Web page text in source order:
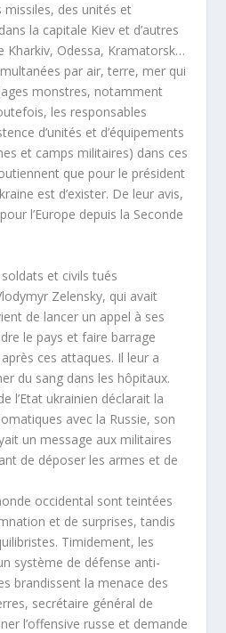
missiles, des unités et
la capitale Kiev et d’autres
Kharkiv, Odessa, Kramatorsk…
par air, terre, mer qui
monstres, notamment
les responsables
d’unités et d’équipements
et camps militaires) dans ces
que pour le président
est d’exister. De leur avis,
l’Europe depuis la Seconde
et civils tués
Zelensky, qui avait
de lancer un appel à ses
le pays et faire barrage
ces attaques. Il leur a
du sang dans les hôpitaux.
l’Etat ukrainien déclarait la
avec la Russie, son
un message aux militaires
de déposer les armes et de
occidental sont teintées
et de surprises, tandis
Timidement, les
système de défense anti-
brandissent la menace des
secrétaire général de
l’offensive russe et demande